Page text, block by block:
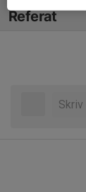
Referat